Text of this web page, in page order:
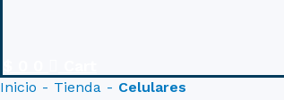
Inicio - Tienda - Celulares